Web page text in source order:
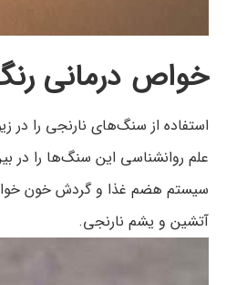
خواص درمانی
استفاده از سنگ‌های نارنجی را
علم روانشناسی این سنگ‌ها را در
سیستم هضم غذا و گردش خون
آتشین و یشم نارنجی.